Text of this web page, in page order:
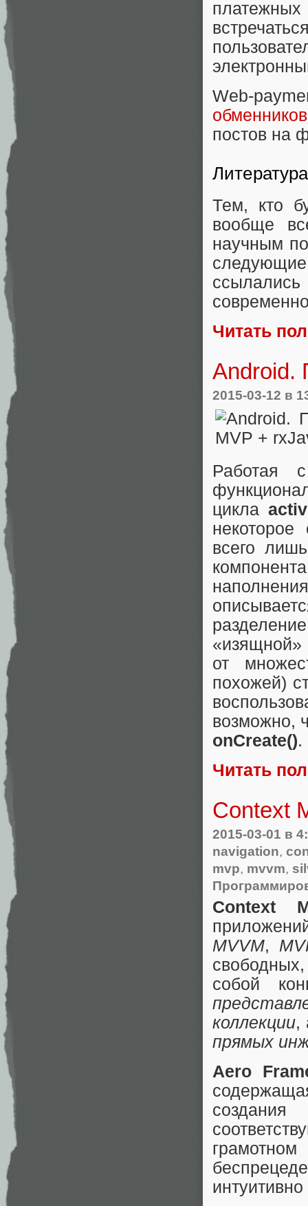
платежных
Web-
обменников
постов на
Литература
Тем, кто
вообще
научным
Читать
Android.
2015-03-12 в
Работая
цикла
всего
«изящной»
от
похожей)
возможно,
onCreate().
Читать
Context
2015-03-01 в
navigation,
mvp, mvvm,
Context
MVVM,
собой
коллекции,
прямых
Aero